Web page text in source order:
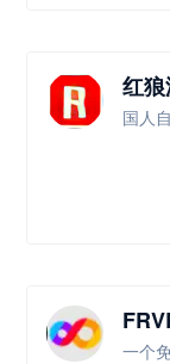
红
国人
一个